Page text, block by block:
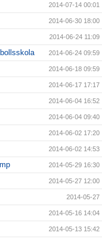
2014-07-14 00:01
2014-06-30 18:00
2014-06-24 11:09
2014-06-24 09:59
2014-06-18 09:59
2014-06-17 17:17
2014-06-04 16:52
2014-06-04 09:40
2014-06-02 17:20
2014-06-02 14:53
2014-05-29 16:30
2014-05-27 12:00
2014-05-27
2014-05-16 14:04
2014-05-13 15:42